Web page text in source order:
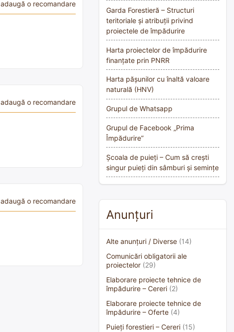
adaugă o recomandare
adaugă o recomandare
adaugă o recomandare
Garda Forestieră – Structuri
teritoriale și atribuții privind
proiectele de împădurire
Harta proiectelor de împădurire
finanțate prin PNRR
Harta pășunilor cu înaltă valoare
naturală (HNV)
Grupul de Whatsapp
Grupul de Facebook „Prima
Împădurire”
Școala de puieți – Cum să crești
singur puieți din sâmburi și semințe
Anunțuri
Alte anunțuri / Diverse (14)
Comunicări obligatorii ale
proiectelor (29)
Elaborare proiecte tehnice de
împădurire – Cereri (2)
Elaborare proiecte tehnice de
împădurire – Oferte (4)
Puieți forestieri – Cereri (15)